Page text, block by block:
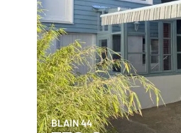
BLAIN 44